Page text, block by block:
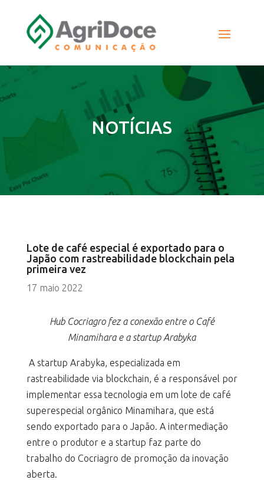
NOTÍCIAS
Lote de café especial é exportado para o
Japão com rastreabilidade blockchain pela
primeira vez
17 maio 2022
Hub Cocriagro fez a conexão entre o Café
Minamihara e a startup Arabyka
A startup Arabyka, especializada em
rastreabilidade via blockchain, é a responsável por
implementar essa tecnologia em um lote de café
superespecial orgânico Minamihara, que está
sendo exportado para o Japão. A intermediação
entre o produtor e a startup faz parte do
trabalho do Cocriagro de promoção da inovação
aberta.